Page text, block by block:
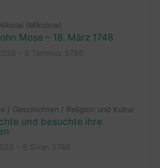
(Mikolow)
Mose – 18. März 1748
/ Geschichten / Religion und Kultur
und besuchte ihre